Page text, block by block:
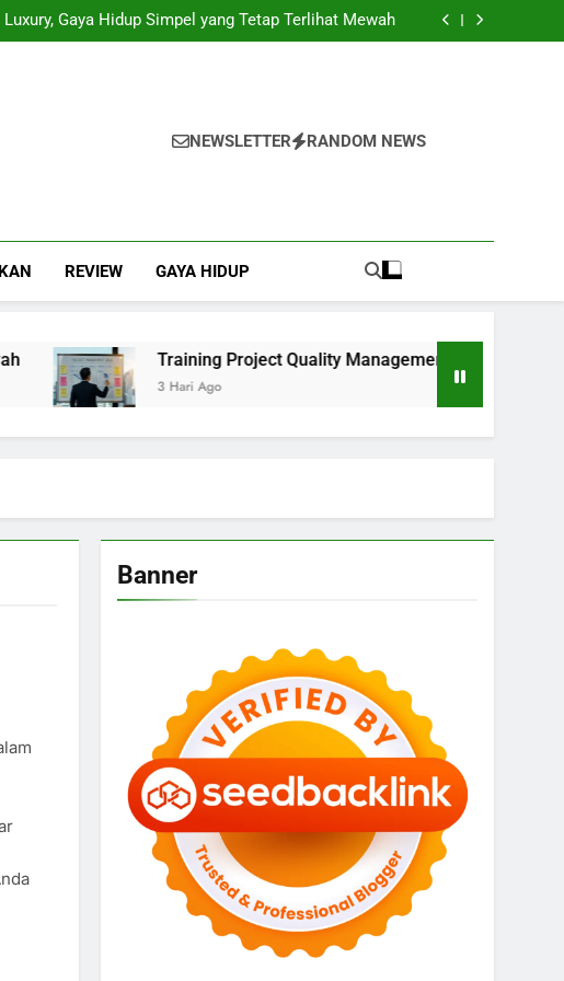
Bisnis
Luxury, Gaya Hidup Simpel yang Tetap Terlihat Mewah
Management: Langkah Awal Mewujudkan Total
sebagai Solusi Efisien untuk Mendukung Kegiatan
Management: Langkah Awal Mewujudkan Total
Quality Management
Lengkap dengan Instalasi, Praktis Tanpa Ribet
NEWSLETTER RANDOM NEWS
REVIEW GAYA HIDUP
Training Project Quality Management: Langkah Awal
3 Hari Ago
Banner